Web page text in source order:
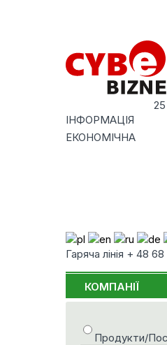
ІНФОРМАЦІЯ
ЕКОНОМІЧНА
Гаряча лінія + 48
КОМПАНІЇ
Продукти/